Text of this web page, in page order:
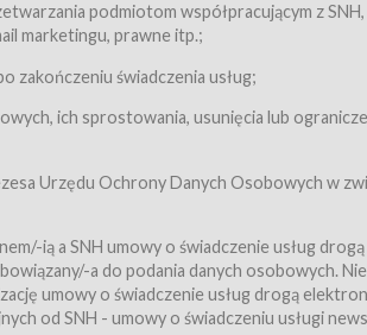
osobami fizycznymi.
Usługi drogą elektroniczną w rozumieniu
poz. 1204, z późń. zm.). Usługi świadczone są
w Serwisie,
lipca 2002 r. o świadczeniu usług drogą
podmiotom współpracującym z
marketingu, prawne itp.;
zakończeniu świadczenia usług;
ich sprostowania, usunięcia lub
Urzędu Ochrony Danych Osobowych w
ią a SNH umowy o świadczenie usług drogą
a do podania danych osobowych.
umowy o świadczenie usług drogą
od SNH - umowy o świadczeniu usługi